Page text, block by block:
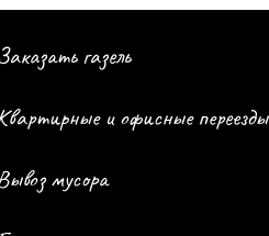
газель
и офисные переезды
мусора